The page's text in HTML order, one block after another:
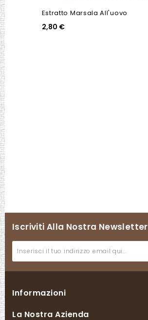
Estratto Marsala All'uovo
2,80 €
Iscriviti Alla Nostra Newsletter
Informazioni
La Nostra Azienda